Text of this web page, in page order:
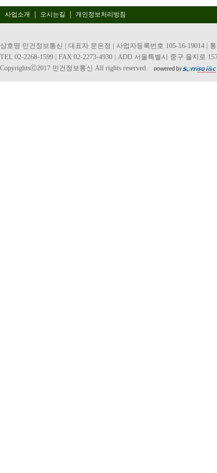
사업소개 오시는길 개인정보처리방침
상호명 민건정보통신 | 대표자 문은정 | 사업자등록번호 105-16-19014 |
TEL 02-2268-1599 | FAX 02-2273-4930 | ADD 서울특별시 중구 을지로
Copyrightsⓒ2017 민건정보통신 All rights reserved.